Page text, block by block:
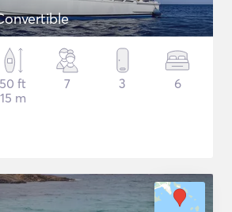
50 ft
15 m
7 3 6